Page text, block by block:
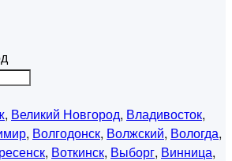
, Великий Новгород, Владивосток,
, Волгодонск, Волжский, Вологда,
, Воткинск, Выборг, Винница,